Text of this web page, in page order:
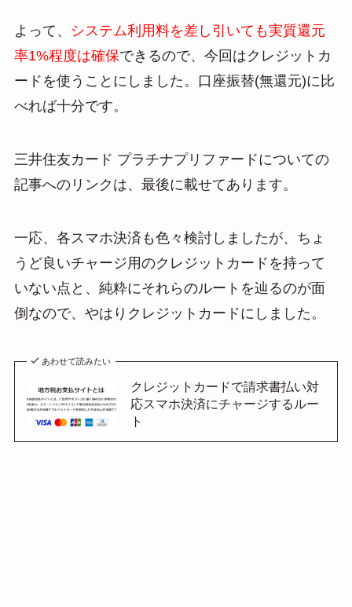
よって、
システム利用料を差し引いても実質還元
率1%程度は確保できるので、今回はクレジットカ
ードを使うことにしました。口座振替(無還元)に比
べれば十分です。
三井住友カード プラチナプリファードについての
記事へのリンクは、最後に載せてあります。
一応、各スマホ決済も色々検討しましたが、ちょ
うど良いチャージ用のクレジットカードを持って
いない点と、純粋にそれらのルートを辿るのが面
倒なので、やはりクレジットカードにしました。
あわせて読みたい
クレジットカードで請求書払い対
応スマホ決済にチャージするルー
ト